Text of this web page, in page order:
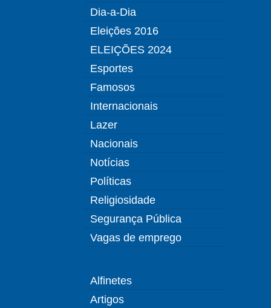
Dia-a-Dia
Eleições 2016
ELEIÇÕES 2024
Esportes
Famosos
Internacionais
Lazer
Nacionais
Notícias
Políticas
Religiosidade
Segurança Pública
Vagas de emprego
Alfinetes
Artigos